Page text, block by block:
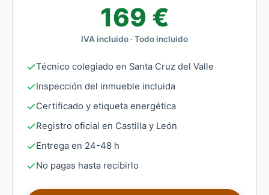
169 €
IVA incluido · Todo incluido
Técnico colegiado en Santa Cruz del Valle
Inspección del inmueble incluida
Certificado y etiqueta energética
Registro oficial en Castilla y León
Entrega en 24-48 h
No pagas hasta recibirlo